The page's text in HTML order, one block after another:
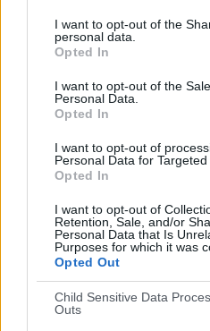
I want to opt-out of the
personal data.
Opted In
I want to opt-out of the
Personal Data.
Opted In
I want to opt-out of
Personal Data for Targeted
Opted In
I want to opt-out of
Retention, Sale, and/or
Personal Data that Is
Purposes for which it was
Opted Out
Child Sensitive Data
Outs
Fanatiz
SIN
MEDIA
1
CANALES POR
PARTIDO
1 Canales de pago
0 Canales en abierto